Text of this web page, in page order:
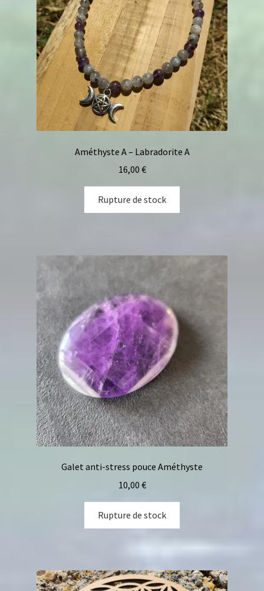
Améthyste A – Labradorite A
16,00 €
Rupture de stock
Galet anti-stress pouce Améthyste
10,00 €
Rupture de stock